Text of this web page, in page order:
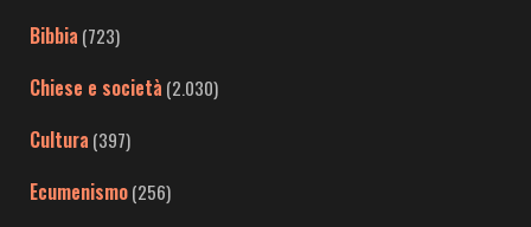
Bibbia (723)
Chiese e società (2.030)
Cultura (397)
Ecumenismo(256)